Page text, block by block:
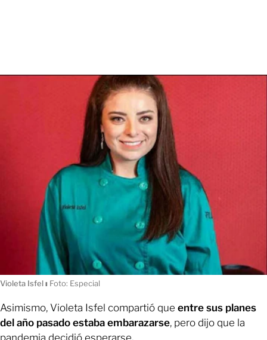
Violeta Isfelı Foto: Especial
Asimismo, Violeta Isfel compartió que entre sus planes
del año pasado estaba embarazarse, pero dijo que la